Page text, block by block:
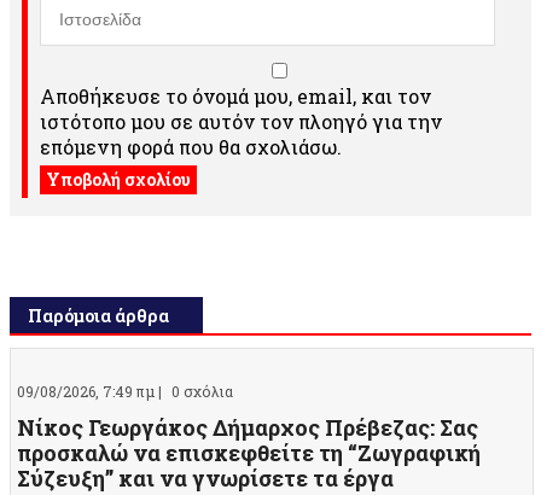
Αποθήκευσε το όνομά μου, email, και τον
ιστότοπο μου σε αυτόν τον πλοηγό για την
επόμενη φορά που θα σχολιάσω.
Παρόμοια άρθρα
09/08/2026, 7:49 πμ | 0 σχόλια
Νίκος Γεωργάκος Δήμαρχος Πρέβεζας: Σας
προσκαλώ να επισκεφθείτε τη “Ζωγραφική
Σύζευξη” και να γνωρίσετε τα έργα